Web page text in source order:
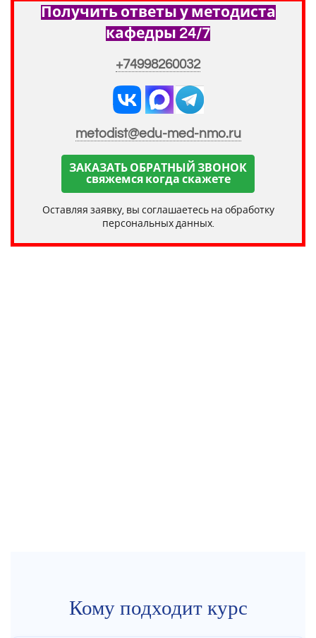
Получить ответы у методиста
кафедры 24/7
+74998260032
metodist@edu-med-nmo.ru
ЗАКАЗАТЬ ОБРАТНЫЙ ЗВОНОК
свяжемся когда скажете
Оставляя заявку, вы соглашаетесь на обработку
персональных данных.
Кому подходит курс